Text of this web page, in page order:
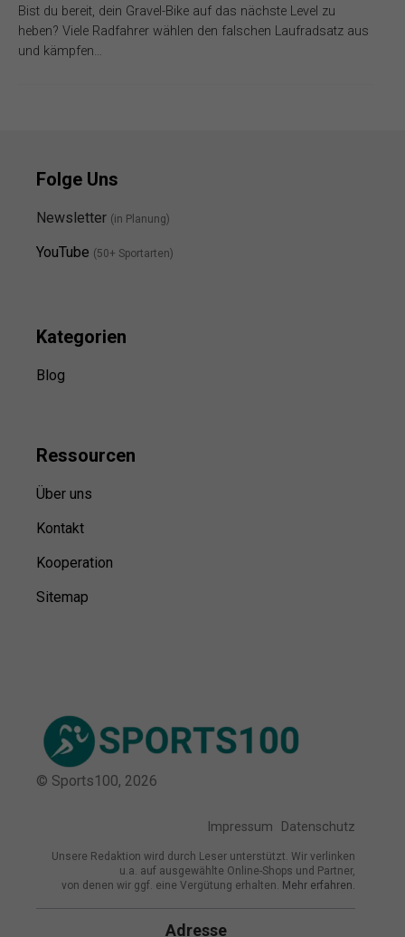
Bist du bereit, dein Gravel-Bike auf das nächste Level zu
heben? Viele Radfahrer wählen den falschen Laufradsatz aus
und kämpfen…
Folge Uns
Newsletter (in Planung)
YouTube (50+ Sportarten)
Kategorien
Blog
Ressourcen
Über uns
Kontakt
Kooperation
Sitemap
© Sports100, 2026
Impressum Datenschutz
Unsere Redaktion wird durch Leser unterstützt. Wir verlinken
u.a. auf ausgewählte Online-Shops und Partner,
von denen wir ggf. eine Vergütung erhalten. Mehr erfahren.
Adresse